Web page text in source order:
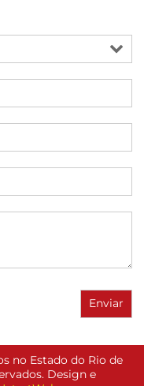
no Estado do Rio de
Design e